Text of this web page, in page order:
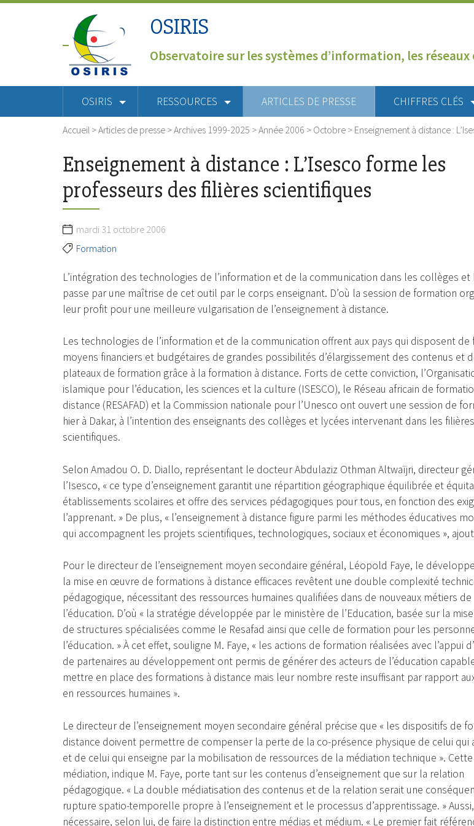
OSIRIS
Observatoire sur les systèmes d’information, les
OSIRIS RESSOURCES ARTICLES DE PRESSE CHIFFRES CLÉS
Accueil >Articles de presse >Archives 1999-2025 >Année 2006 > Octobre > Enseignement à distance :
Enseignement à distance : L’Isesco forme les
professeurs des filières scientifiques
mardi 31 octobre 2006
Formation
L’intégration des technologies de l’information et de la communication dans les collèges et
passe par une maîtrise de cet outil par le corps enseignant. D’où la session de formation
leur profit pour une meilleure vulgarisation de l’enseignement à distance.
Les technologies de l’information et de la communication offrent aux pays qui disposent de
moyens financiers et budgétaires de grandes possibilités d’élargissement des contenus et
plateaux de formation grâce à la formation à distance. Forts de cette conviction,
islamique pour l’éducation, les sciences et la culture (ISESCO), le Réseau africain de
distance (RESAFAD) et la Commission nationale pour l’Unesco ont ouvert une session de
hier à Dakar, à l’intention des enseignants des collèges et lycées intervenant dans les filières
scientifiques.
Selon Amadou O. D. Diallo, représentant le docteur Abdulaziz Othman Altwaïjri, directeur
l’Isesco, « ce type d’enseignement garantit une répartition géographique équilibrée et
établissements scolaires et offre des services pédagogiques pour tous, en fonction des
l’apprenant. » De plus, « l’enseignement à distance figure parmi les méthodes éducatives
qui accompagnent les projets scientifiques, technologiques, sociaux et économiques »,
Pour le directeur de l’enseignement moyen secondaire général, Léopold Faye, le
la mise en œuvre de formations à distance efficaces revêtent une double complexité
pédagogique, nécessitant des ressources humaines qualifiées dans de nouveaux métiers de
l’éducation. D’où « la stratégie développée par le ministère de l’Education, basée sur la
de structures spécialisées comme le Resafad ainsi que celle de formation pour les
l’éducation. » À cet effet, souligne M. Faye, « les actions de formation réalisées avec l’appui
de partenaires au développement ont permis de générer des acteurs de l’éducation
mettre en place des formations à distance mais leur nombre reste insuffisant par rapport
en ressources humaines ».
Le directeur de l’enseignement moyen secondaire général précise que « les dispositifs de
distance doivent permettre de compenser la perte de la co-présence physique de celui qui
et de celui qui enseigne par la mobilisation de ressources de la médiation technique ». Cette
médiation, indique M. Faye, porte tant sur les contenus d’enseignement que sur la relation
pédagogique. « La double médiatisation des contenus et de la relation serait une
rupture spatio-temporelle propre à l’enseignement et le processus d’apprentissage. »
nécessaire, selon lui, de faire la distinction entre médias et médium. « Le premier fait